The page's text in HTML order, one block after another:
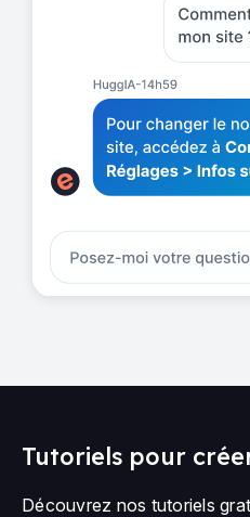
Tutoriels pour
Découvrez nos tutoriels